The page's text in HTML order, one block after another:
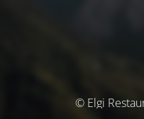
© Elgi